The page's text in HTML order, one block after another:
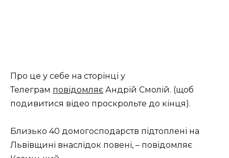
Про це у себе на сторінці у
Телеграм повідомляє Андрій Смолій. (щоб
подивитися відео проскрольте до кінця).
Близько 40 домогосподарств підтоплені на
Львівщині внаслідок повені, – повідомляє